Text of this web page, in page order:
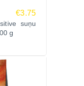
€3.75
suņu
g